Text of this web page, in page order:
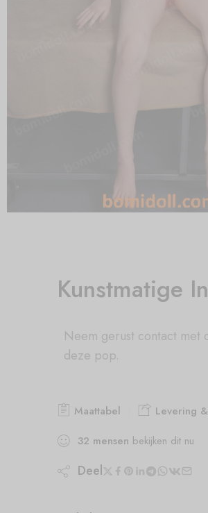
Kunstmatige
Neem gerust contact
deze pop.
Maattabel Levering
32 mensen bekijken dit nu
Deel